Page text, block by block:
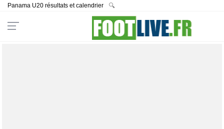
Panama U20 résultats et calendrier 🔍